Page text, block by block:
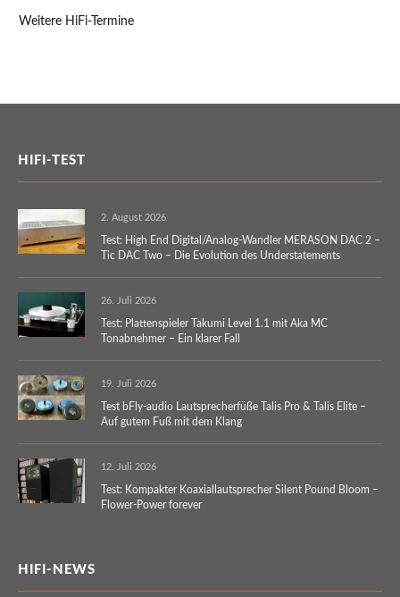
Weitere HiFi-Termine
HIFI-TEST
2. August 2026
Test: High End Digital/Analog-Wandler MERASON DAC 2 –
Tic DAC Two – Die Evolution des Understatements
26. Juli 2026
Test: Plattenspieler Takumi Level 1.1 mit Aka MC
Tonabnehmer – Ein klarer Fall
19. Juli 2026
Test bFly-audio Lautsprecherfüße Talis Pro & Talis Elite –
Auf gutem Fuß mit dem Klang
12. Juli 2026
Test: Kompakter Koaxiallautsprecher Silent Pound Bloom –
Flower-Power forever
HIFI-NEWS